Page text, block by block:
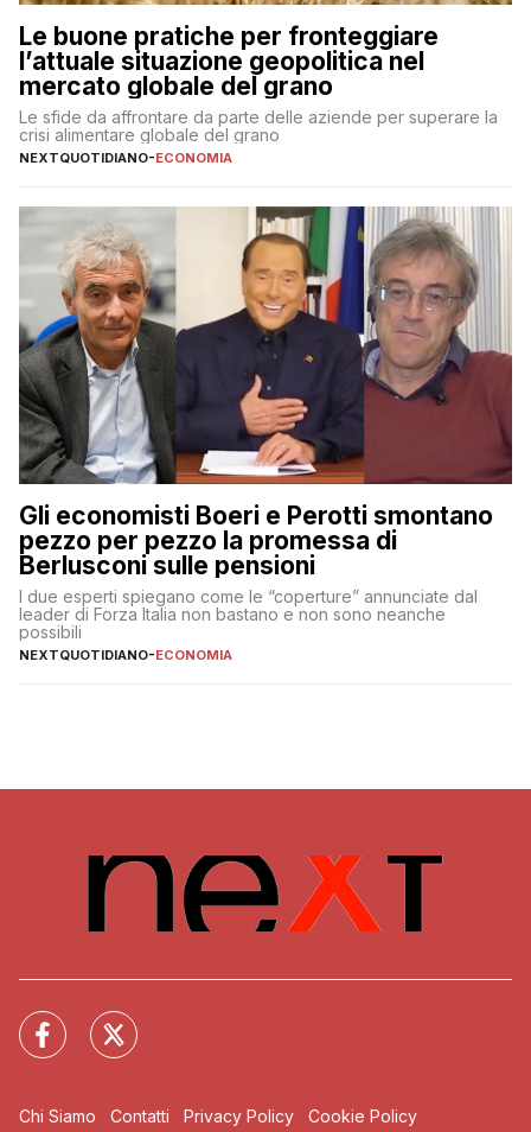
Le buone pratiche per fronteggiare
l’attuale situazione geopolitica nel
mercato globale del grano
Le sfide da affrontare da parte delle aziende per superare la
crisi alimentare globale del grano
NEXTQUOTIDIANO-ECONOMIA
Gli economisti Boeri e Perotti smontano
pezzo per pezzo la promessa di
Berlusconi sulle pensioni
I due esperti spiegano come le “coperture” annunciate dal
leader di Forza Italia non bastano e non sono neanche
possibili
NEXTQUOTIDIANO-ECONOMIA
Chi Siamo Contatti Privacy Policy Cookie Policy